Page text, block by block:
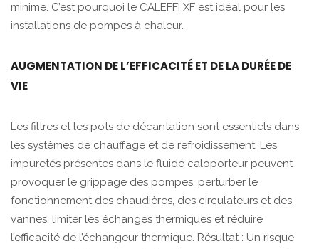
minime. C’est pourquoi le CALEFFI XF est idéal pour les
installations de pompes à chaleur.
AUGMENTATION DE L’EFFICACITÉ ET DE LA DURÉE DE
VIE
Les filtres et les pots de décantation sont essentiels dans
les systèmes de chauffage et de refroidissement. Les
impuretés présentes dans le fluide caloporteur peuvent
provoquer le grippage des pompes, perturber le
fonctionnement des chaudières, des circulateurs et des
vannes, limiter les échanges thermiques et réduire
l’efficacité de l’échangeur thermique. Résultat : Un risque